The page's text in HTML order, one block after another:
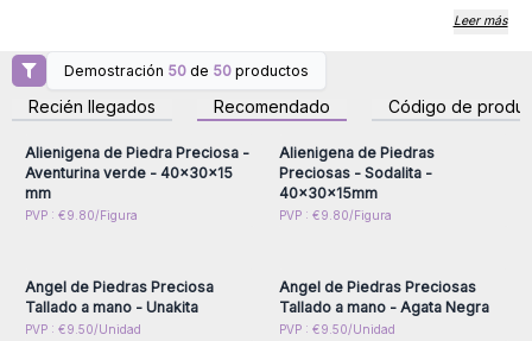
PIEDRAS PRECIOSAS REALES: Solo obtenemos piedras
preciosas genuinas para nuestros ángeles, lo que garantiza
la más alta calidad y autenticidad. Ya sea amatista, cuarzo
rosa o aventurina, etc.
Significado espiritual :Los ángeles con piedras preciosas
son muy apreciados por su significado espiritual. Se pueden
utilizar para meditación, curación energética o como piezas
Tamaño y forma : Nuestros ángeles de piedras preciosas
miden 5,5 cm, lo que los convierte en una adición importante
y llamativa a cualquier escaparate o escaparate. La forma
Leer más
Demostración 50 de 50 productos
Recién llegados Recomendado Código de
para obtener precios al
por mayor
Alienigena de Piedra Preciosa -
Aventurina verde - 40x30x15
mm
PVP : €9.80/Figura
para obtener precios al
por mayor
Alienigena de Piedras
Preciosas - Sodalita -
40x30x15mm
PVP : €9.80/Figura
Inicie sesión o regístrese
Angel de Piedras Preciosa
Tallado a mano - Unakita
PVP : €9.50/Unidad
Inicie sesión o regístrese
Angel de Piedras Preciosas
Tallado a mano - Agata Negra
PVP : €9.50/Unidad
Inicie sesión o regístrese
Inicie sesión o regístrese